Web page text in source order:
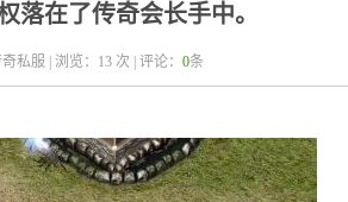
落在了传奇会长手中。
私服 | 浏览： 13 次 | 评论： 0条